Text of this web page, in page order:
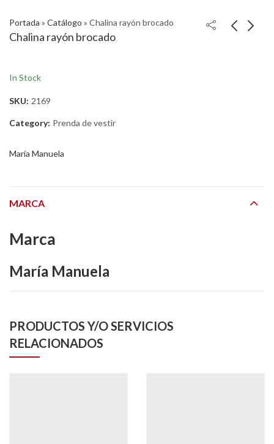
Portada » Catálogo » Chalina rayón brocado
Chalina rayón brocado
In Stock
SKU: 2169
Category: Prenda de vestir
María Manuela
MARCA
Marca
María Manuela
PRODUCTOS Y/O SERVICIOS
RELACIONADOS